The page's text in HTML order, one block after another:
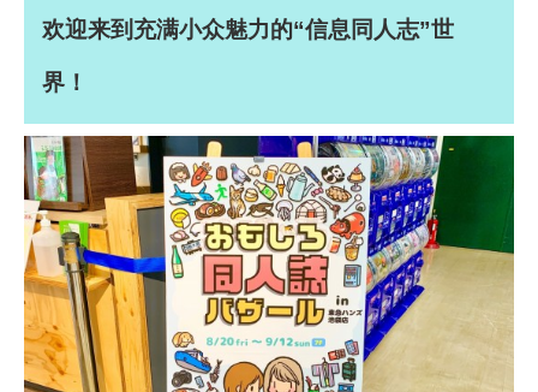
欢迎来到充满小众魅力的“信息同人志”世
界！